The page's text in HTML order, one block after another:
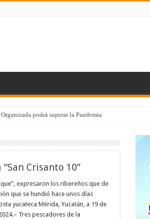
podrá superar la Pandemia
Crisanto 10”
expresaron los ribereños que de
que se hundió hace unos días
yucateca Mérida, Yucatán, a 19 de
Tres pescadores de la